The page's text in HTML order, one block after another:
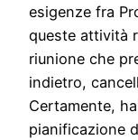
esigenze fra
queste attività
riunione che
indietro,
Certamente,
pianificazione